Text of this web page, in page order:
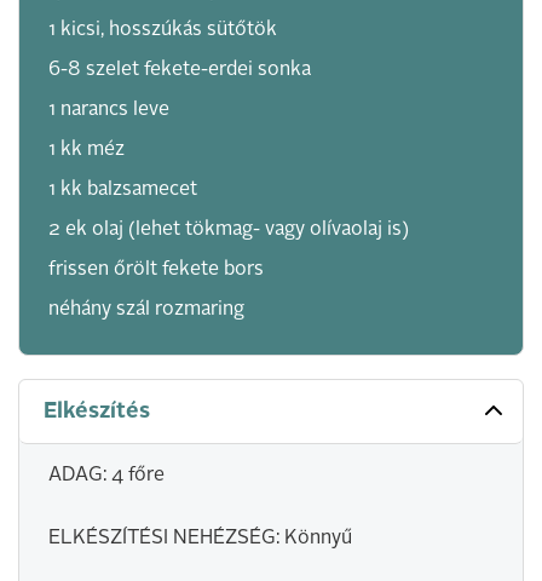
1 kicsi, hosszúkás sütőtök
6-8 szelet fekete-­erdei sonka
1 narancs leve
1 kk méz
1 kk balzsamecet
2 ek olaj (lehet tökmag- vagy olívaolaj is)
frissen őrölt fekete bors
néhány szál rozmaring
Elkészítés
ADAG: 4 főre
ELKÉSZÍTÉSI NEHÉZSÉG: Könnyű